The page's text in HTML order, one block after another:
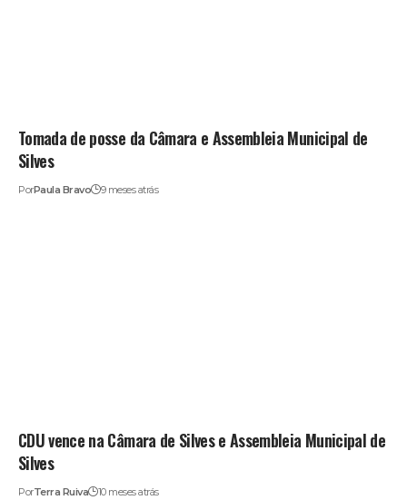
Tomada de posse da Câmara e Assembleia Municipal de
Silves
PorPaula Bravo 9 meses atrás
CDU vence na Câmara de Silves e Assembleia Municipal de
Silves
PorTerra Ruiva 10 meses atrás